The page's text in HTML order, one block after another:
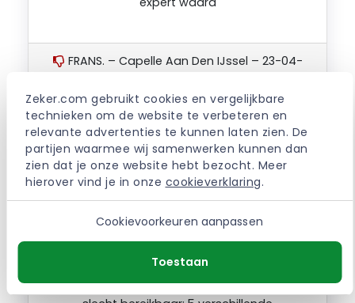
Zeker.com gebruikt cookies en vergelijkbare
technieken om de website te verbeteren en
relevante advertenties te kunnen laten zien. De
partijen waarmee wij samenwerken kunnen dan
zien dat je onze website hebt bezocht. Meer
hierover vind je in onze cookieverklaring.
Cookievoorkeuren aanpassen
Toestaan
FRANS. – Capelle Aan Den IJssel – 23-04-
Opzeggen: leuk kunnen we het niet maken. Wel
moeilijker. Vanwege een verhuizing probeerde
ik op te zeggen via de website maar dit lijkt
niet mogelijk. Volgens de informatie bij ‘Service
& Contact’ op de ASR-website zou er ergens
op mijn Polispagina een kopje “Naar
kwam ik in een ‘loop’ terecht, ook toen ik vroeg
om een medewerker. Ook telefonisch zijn ze